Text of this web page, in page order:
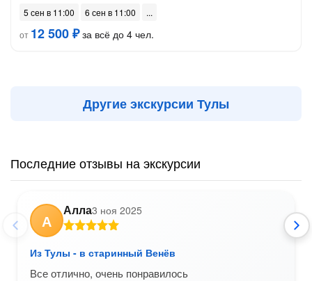
5 сен в 11:00
6 сен в 11:00
от 12 500 ₽за всё до 4 чел.
Другие экскурсии Тулы
Последние отзывы на экскурсии
А
Алла3 ноя 2025
Из Тулы - в старинный Венёв
Все отлично, очень понравилось